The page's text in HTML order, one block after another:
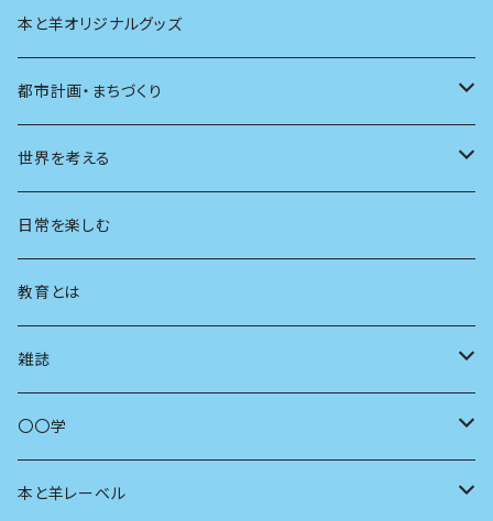
本と羊オリジナルグッズ
都市計画・まちづくり
都市
地方
まちづくり
コミュニティ
商いとは
世界を考える
思想
日常を楽しむ
教育とは
雑誌
母の友
ユリイカ
〇〇学
動物
本と羊レーベル